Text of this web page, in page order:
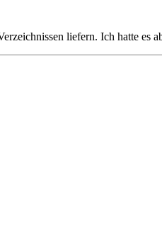
liefern. Ich hatte es